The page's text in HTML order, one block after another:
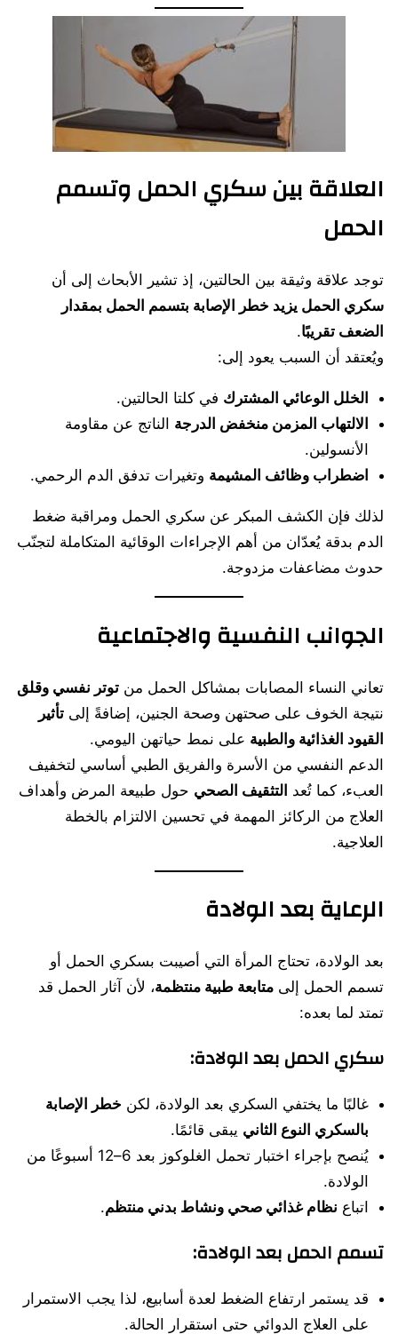
العلاقة بين سكري الحمل وتسمم
الحمل
توجد علاقة وثيقة بين الحالتين، إذ تشير الأبحاث إلى أن
سكري الحمل يزيد خطر الإصابة بتسمم الحمل بمقدار
الضعف تقريبًا.
ويُعتقد أن السبب يعود إلى:
الخلل الوعائي المشترك في كلتا الحالتين.
الالتهاب المزمن منخفض الدرجة الناتج عن مقاومة
الأنسولين.
اضطراب وظائف المشيمة وتغيرات تدفق الدم الرحمي.
لذلك فإن الكشف المبكر عن سكري الحمل ومراقبة ضغط
الدم بدقة يُعدّان من أهم الإجراءات الوقائية المتكاملة لتجنّب
حدوث مضاعفات مزدوجة.
الجوانب النفسية والاجتماعية
تعاني النساء المصابات بمشاكل الحمل من توتر نفسي وقلق
نتيجة الخوف على صحتهن وصحة الجنين، إضافةً إلى تأثير
القيود الغذائية والطبية على نمط حياتهن اليومي.
الدعم النفسي من الأسرة والفريق الطبي أساسي لتخفيف
العبء، كما تُعد التثقيف الصحي حول طبيعة المرض وأهداف
العلاج من الركائز المهمة في تحسين الالتزام بالخطة
العلاجية.
الرعاية بعد الولادة
بعد الولادة، تحتاج المرأة التي أصيبت بسكري الحمل أو
تسمم الحمل إلى متابعة طبية منتظمة، لأن آثار الحمل قد
تمتد لما بعده:
سكري الحمل بعد الولادة:
غالبًا ما يختفي السكري بعد الولادة، لكن خطر الإصابة
بالسكري النوع الثاني يبقى قائمًا.
يُنصح بإجراء اختبار تحمل الغلوكوز بعد 6–12 أسبوعًا من
الولادة.
اتباع نظام غذائي صحي ونشاط بدني منتظم.
تسمم الحمل بعد الولادة:
قد يستمر ارتفاع الضغط لعدة أسابيع، لذا يجب الاستمرار
على العلاج الدوائي حتى استقرار الحالة.